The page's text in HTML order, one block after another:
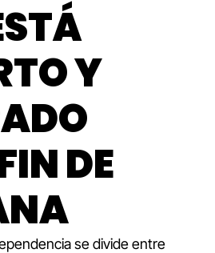
Y
DE
se divide entre